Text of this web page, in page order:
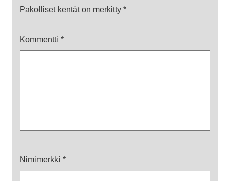
Pakolliset kentät on merkitty *
Kommentti *
Nimimerkki *